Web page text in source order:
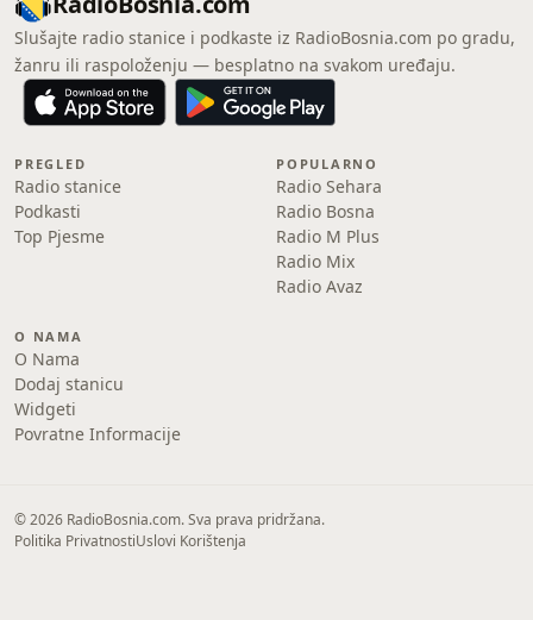
Slušajte radio stanice i podkaste iz RadioBosnia.com po gradu,
žanru ili raspoloženju — besplatno na svakom uređaju.
PREGLED
Radio stanice
Podkasti
Top Pjesme
POPULARNO
Radio Sehara
Radio Bosna
Radio M Plus
Radio Mix
Radio Avaz
O NAMA
O Nama
Dodaj stanicu
Widgeti
Povratne Informacije
© 2026 RadioBosnia.com. Sva prava pridržana.
Politika PrivatnostiUslovi Korištenja